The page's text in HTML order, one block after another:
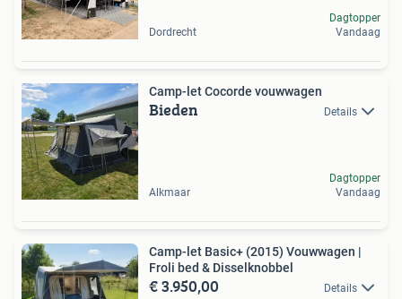
Dordrecht
Dagtopper
Vandaag
Camp-let Cocorde vouwwagen
Bieden Details
Alkmaar
Dagtopper
Vandaag
Camp-let Basic+ (2015) Vouwwagen |
Froli bed & Disselknobbel
€ 3.950,00 Details